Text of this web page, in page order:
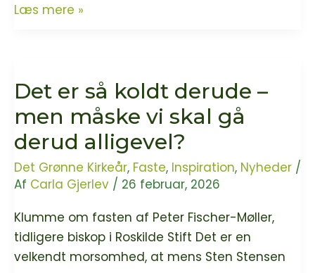
Tapdrup
er
medlemmer
i
det
grønne
Læs mere »
Det er så koldt derude –
men måske vi skal gå
derud alligevel?
Det Grønne Kirkeår, Faste, Inspiration, Nyheder /
Af Carla Gjerlev / 26 februar, 2026
Klumme om fasten af Peter Fischer-Møller,
tidligere biskop i Roskilde Stift Det er en
velkendt morsomhed, at mens Sten Stensen